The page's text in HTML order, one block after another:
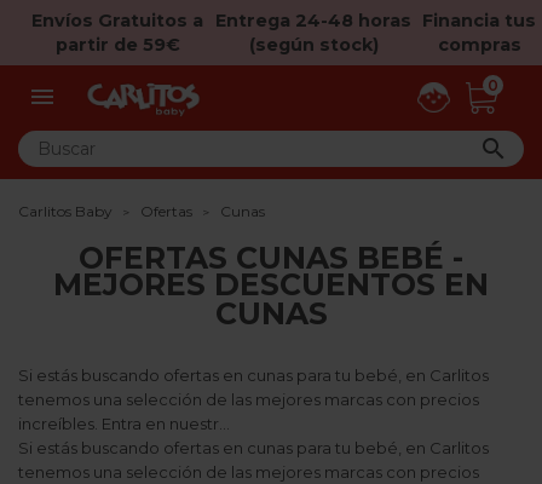
Envíos Gratuitos a
partir de 59€
Entrega 24-48 horas
(según stock)
Financia tus
compras
 0

Carlitos Baby Ofertas Cunas
OFERTAS CUNAS BEBÉ -
MEJORES DESCUENTOS EN
CUNAS
Si estás buscando ofertas en cunas para tu bebé, en Carlitos
tenemos una selección de las mejores marcas con precios
increíbles. Entra en nuestr...
Si estás buscando ofertas en cunas para tu bebé, en Carlitos
tenemos una selección de las mejores marcas con precios